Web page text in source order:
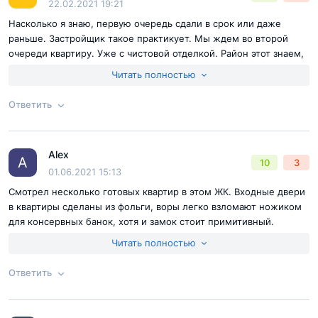
Согласен справилами публикациина сайте
Отправить комментарий
22.02.2021 19:21
Насколько я знаю, первую очередь сдали в срок или даже
раньше. Застройщик такое практикует. Мы ждем во второй
очереди квартиру. Уже с чистовой отделкой. Район этот знаем,
Читать полностью
Ответить
Ответ на отзыв
Согласен справилами публикациина сайте
A Alex
01.06.2021 15:13
10 3
Смотрел несколько готовых квартир в этом ЖК. Входные двери
в квартиры сделаны из фольги, воры легко взломают ножиком
для консервных банок, хотя и замок стоит примитивный.
Читать полностью
Ответить